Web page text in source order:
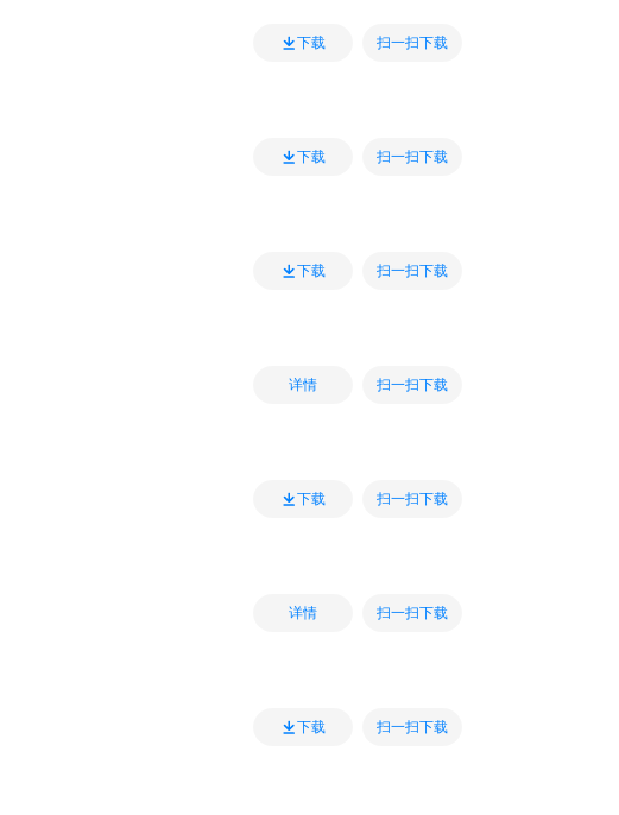
下载 扫一扫下载
下载 扫一扫下载
下载 扫一扫下载
详情 扫一扫下载
下载 扫一扫下载
详情 扫一扫下载
下载 扫一扫下载